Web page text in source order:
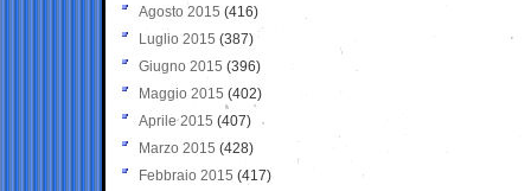
Agosto 2015 (416)
Luglio 2015 (387)
Giugno 2015 (396)
Maggio 2015 (402)
Aprile 2015 (407)
Marzo 2015 (428)
Febbraio 2015 (417)